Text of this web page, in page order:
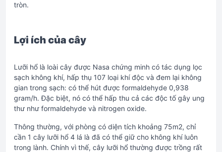
tròn.
Lợi ích của cây
Lưỡi hổ là loài cây được Nasa chứng minh có tác dụng lọc
sạch không khí, hấp thụ 107 loại khí độc và đem lại không
gian trong sạch: có thể hút được formaldehyde 0,938
gram/h. Đặc biệt, nó có thể hấp thu cả các độc tố gây ung
thư như formaldehyde và nitrogen oxide.
Thông thường, với phòng có diện tích khoảng 75m2, chỉ
cần 1 cây lưỡi hổ 4 lá là đã có thể giữ cho không khí luôn
trong lành. Chính vì thế, cây lưỡi hổ thường được trồng rất